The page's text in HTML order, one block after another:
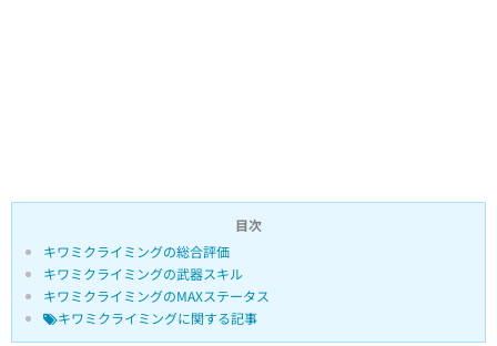
目次
キワミクライミングの総合評価
キワミクライミングの武器スキル
キワミクライミングのMAXステータス
キワミクライミングに関する記事